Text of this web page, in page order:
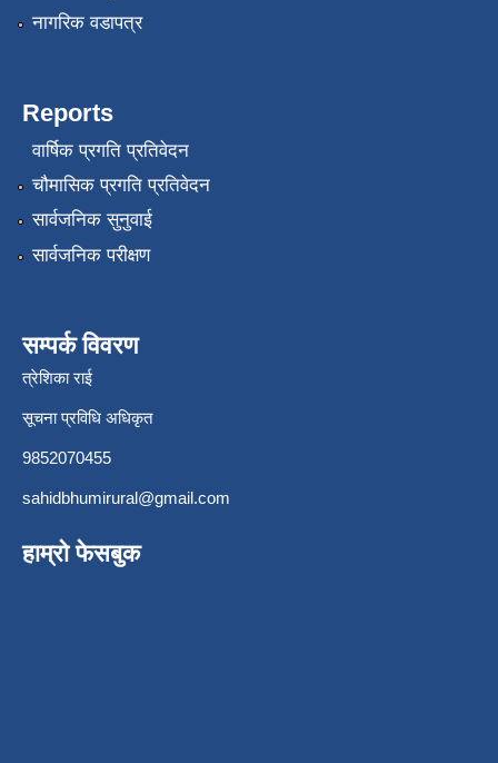
नागरिक वडापत्र
Reports
वार्षिक प्रगति प्रतिवेदन
चौमासिक प्रगति प्रतिवेदन
सार्वजनिक सुनुवाई
सार्वजनिक परीक्षण
सम्पर्क विवरण
त्रेशिका राई
सूचना प्रविधि अधिकृत
9852070455
sahidbhumirural@gmail.com
हाम्रो फेसबुक